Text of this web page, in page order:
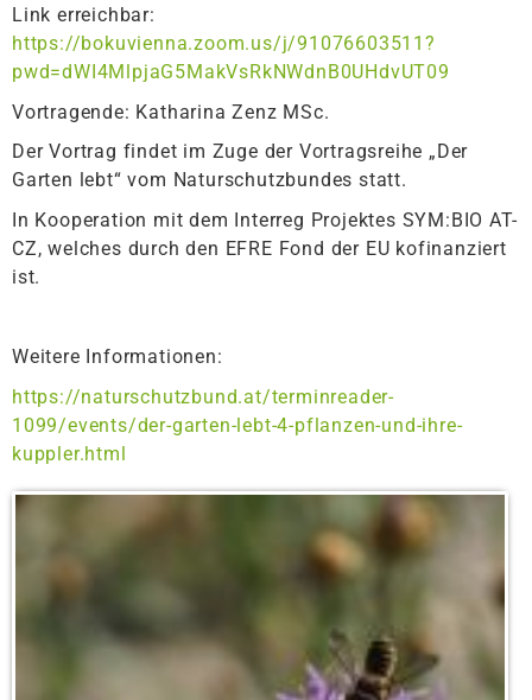
Link erreichbar:
https://bokuvienna.zoom.us/j/91076603511?
pwd=dWI4MlpjaG5MakVsRkNWdnB0UHdvUT09
Vortragende: Katharina Zenz MSc.
Der Vortrag findet im Zuge der Vortragsreihe „Der
Garten lebt“ vom Naturschutzbundes statt.
In Kooperation mit dem Interreg Projektes SYM:BIO AT-
CZ, welches durch den EFRE Fond der EU kofinanziert
ist.
Weitere Informationen:
https://naturschutzbund.at/terminreader-
1099/events/der-garten-lebt-4-pflanzen-und-ihre-
kuppler.html